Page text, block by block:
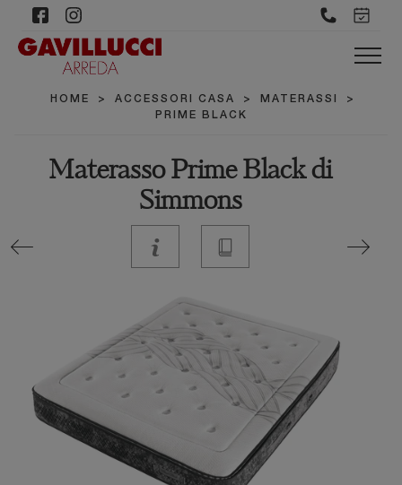
HOME > ACCESSORI CASA > MATERASSI
>
PRIME BLACK
Materasso Prime Black di
Simmons